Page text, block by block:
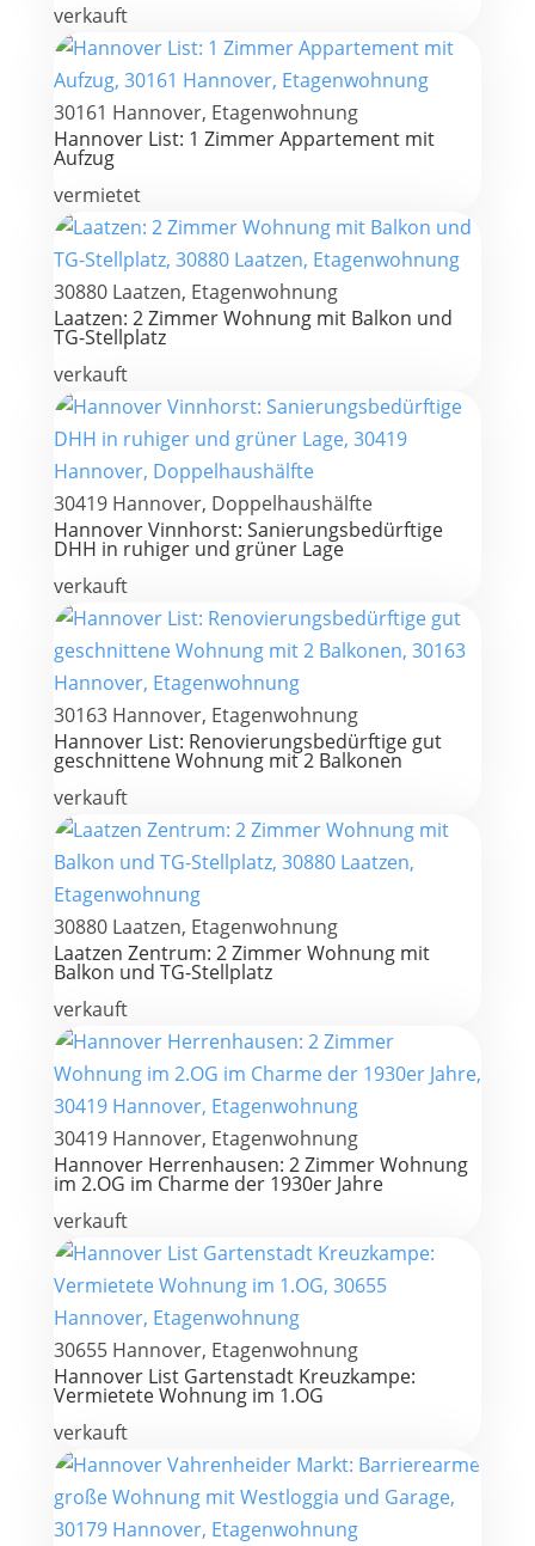
verkauft
30161 Hannover, Etagenwohnung
Hannover List: 1 Zimmer Appartement mit
Aufzug
vermietet
30880 Laatzen, Etagenwohnung
Laatzen: 2 Zimmer Wohnung mit Balkon und
TG-Stellplatz
verkauft
30419 Hannover, Doppelhaushälfte
Hannover Vinnhorst: Sanierungsbedürftige
DHH in ruhiger und grüner Lage
verkauft
30163 Hannover, Etagenwohnung
Hannover List: Renovierungsbedürftige gut
geschnittene Wohnung mit 2 Balkonen
verkauft
30880 Laatzen, Etagenwohnung
Laatzen Zentrum: 2 Zimmer Wohnung mit
Balkon und TG-Stellplatz
verkauft
30419 Hannover, Etagenwohnung
Hannover Herrenhausen: 2 Zimmer Wohnung
im 2.OG im Charme der 1930er Jahre
verkauft
30655 Hannover, Etagenwohnung
Hannover List Gartenstadt Kreuzkampe:
Vermietete Wohnung im 1.OG
verkauft